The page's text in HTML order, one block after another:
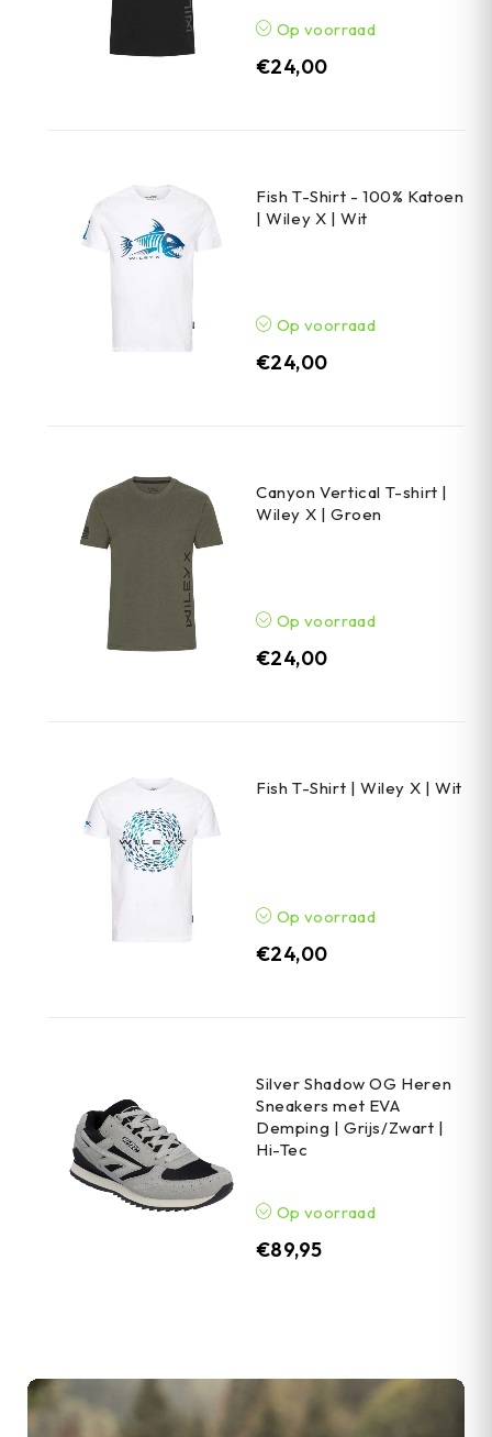
Op voorraad
€24,00
Fish T-Shirt - 100% Katoen
| Wiley X | Wit
Op voorraad
€24,00
Canyon Vertical T-shirt |
Wiley X | Groen
Op voorraad
€24,00
Fish T-Shirt | Wiley X | Wit
Op voorraad
€24,00
Silver Shadow OG Heren
Sneakers met EVA
Demping | Grijs/Zwart |
Hi-Tec
Op voorraad
€89,95